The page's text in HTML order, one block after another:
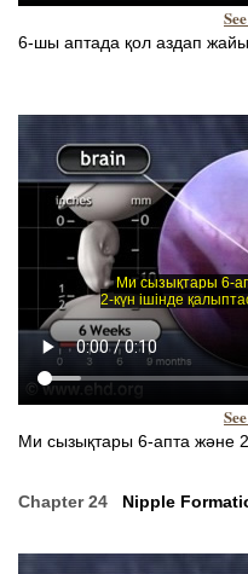
6-шы аптада қол аздап
Ми сызықтары 6-апта және
Chapter 24 Nipple